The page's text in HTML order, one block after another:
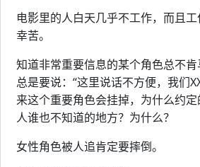
电影里的人白天几乎不工作，而且
幸苦。
知道非常重要信息的某个角色总不肯
总是要说：“这里说话不方便，我们
来这个重要角色会挂掉，为什么约
人谁也不知道的地方？为什么？
女性角色被人追肯定要摔倒。